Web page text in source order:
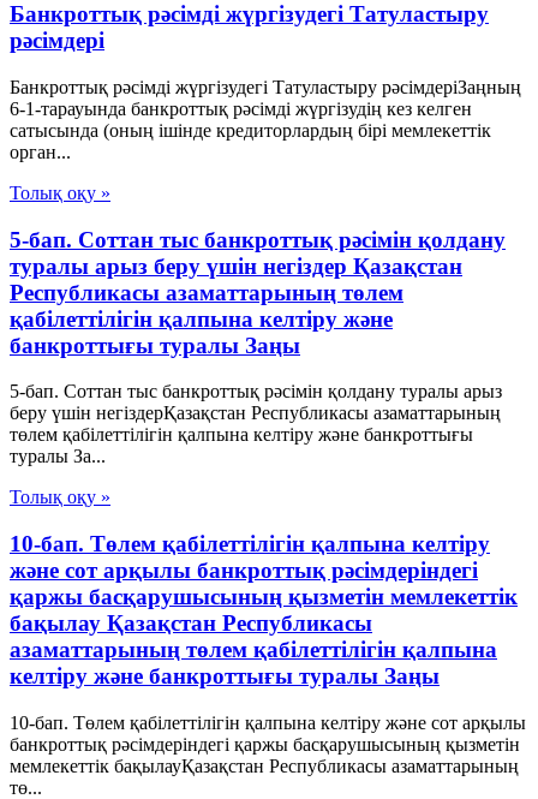
Банкроттық рәсімді жүргізудегі Татуластыру
рәсімдері
Банкроттық рәсімді жүргізудегі Татуластыру рәсімдеріЗаңның
6-1-тарауында банкроттық рәсімді жүргізудің кез келген
сатысында (оның ішінде кредиторлардың бірі мемлекеттік
орган...
Толық оқу »
5-бап. Соттан тыс банкроттық рәсімін қолдану
туралы арыз беру үшін негіздер Қазақстан
Республикасы азаматтарының төлем
қабілеттілігін қалпына келтіру және
банкроттығы туралы Заңы
5-бап. Соттан тыс банкроттық рәсімін қолдану туралы арыз
беру үшін негіздерҚазақстан Республикасы азаматтарының
төлем қабілеттілігін қалпына келтіру және банкроттығы
туралы За...
Толық оқу »
10-бап. Төлем қабілеттілігін қалпына келтіру
және сот арқылы банкроттық рәсімдеріндегі
қаржы басқарушысының қызметін мемлекеттік
бақылау Қазақстан Республикасы
азаматтарының төлем қабілеттілігін қалпына
келтіру және банкроттығы туралы Заңы
10-бап. Төлем қабілеттілігін қалпына келтіру және сот арқылы
банкроттық рәсімдеріндегі қаржы басқарушысының қызметін
мемлекеттік бақылауҚазақстан Республикасы азаматтарының
тө...